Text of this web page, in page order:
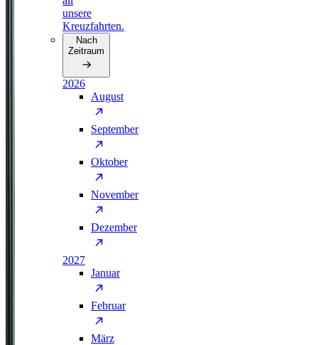
unsere
Kreuzfahrten.
Nach
Zeitraum
2026
August
September
Oktober
November
Dezember
2027
Januar
Februar
März